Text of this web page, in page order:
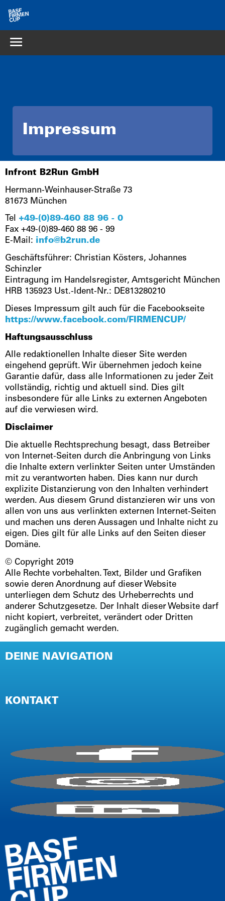
Impressum
Infront B2Run GmbH
Hermann-Weinhauser-Straße 73
81673 München
Tel +49-(0)89-460 88 96 - 0
Fax +49-(0)89-460 88 96 - 99
E-Mail: info@b2run.de
Geschäftsführer: Christian Kösters, Johannes
Schinzler
Eintragung im Handelsregister, Amtsgericht München
HRB 135923 Ust.-Ident-Nr.: DE813280210
Dieses Impressum gilt auch für die Facebookseite
https://www.facebook.com/FIRMENCUP/
Haftungsausschluss
Alle redaktionellen Inhalte dieser Site werden
eingehend geprüft. Wir übernehmen jedoch keine
Garantie dafür, dass alle Informationen zu jeder Zeit
vollständig, richtig und aktuell sind. Dies gilt
insbesondere für alle Links zu externen Angeboten
auf die verwiesen wird.
Disclaimer
Die aktuelle Rechtsprechung besagt, dass Betreiber
von Internet-Seiten durch die Anbringung von Links
die Inhalte extern verlinkter Seiten unter Umständen
mit zu verantworten haben. Dies kann nur durch
explizite Distanzierung von den Inhalten verhindert
werden. Aus diesem Grund distanzieren wir uns von
allen von uns aus verlinkten externen Internet-Seiten
und machen uns deren Aussagen und Inhalte nicht zu
eigen. Dies gilt für alle Links auf den Seiten dieser
Domäne.
© Copyright 2019
Alle Rechte vorbehalten. Text, Bilder und Grafiken
sowie deren Anordnung auf dieser Website
unterliegen dem Schutz des Urheberrechts und
anderer Schutzgesetze. Der Inhalt dieser Website darf
nicht kopiert, verbreitet, verändert oder Dritten
zugänglich gemacht werden.
DEINE NAVIGATION
PRESSE
KONTAKT
info@firmencup.de
Telefon: +
221 6503670